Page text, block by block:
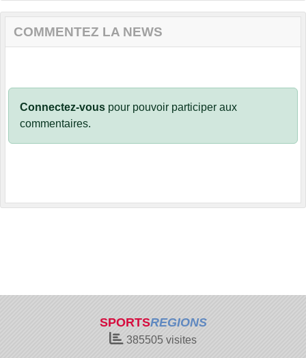
COMMENTEZ LA NEWS
Connectez-vous pour pouvoir participer aux
commentaires.
SPORTSREGIONS
385505 visites